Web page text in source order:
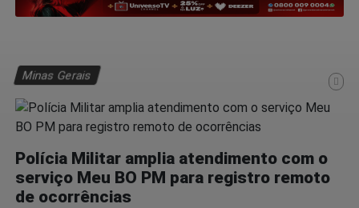
Minas Gerais
Polícia Militar amplia atendimento com o
serviço Meu BO PM para registro remoto
de ocorrências